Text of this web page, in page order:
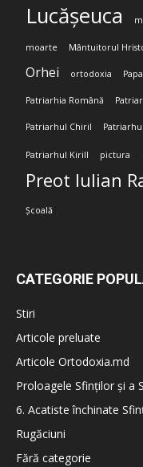
Lucășeuca
moarte Mântuitorul
Orhei ortodoxia
Patriarhia Română
Patriarhul Chiril
Patriarhul Kirill pictura
Preot Iulian
Școală
CATEGORIE
Stiri
Articole preluate
Articole Ortodoxia.md
Proloagele Sfinților și a
6. Acatiste închinate
Rugăciuni
Fără categorie